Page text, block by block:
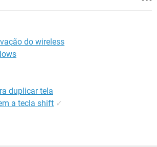
do wireless
duplicar tela
a tecla shift ✓